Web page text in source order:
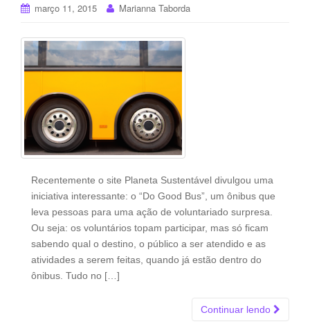
março 11, 2015 Marianna Taborda
Recentemente o site Planeta Sustentável divulgou uma
iniciativa interessante: o “Do Good Bus”, um ônibus que
leva pessoas para uma ação de voluntariado surpresa.
Ou seja: os voluntários topam participar, mas só ficam
sabendo qual o destino, o público a ser atendido e as
atividades a serem feitas, quando já estão dentro do
ônibus. Tudo no […]
Continuar lendo